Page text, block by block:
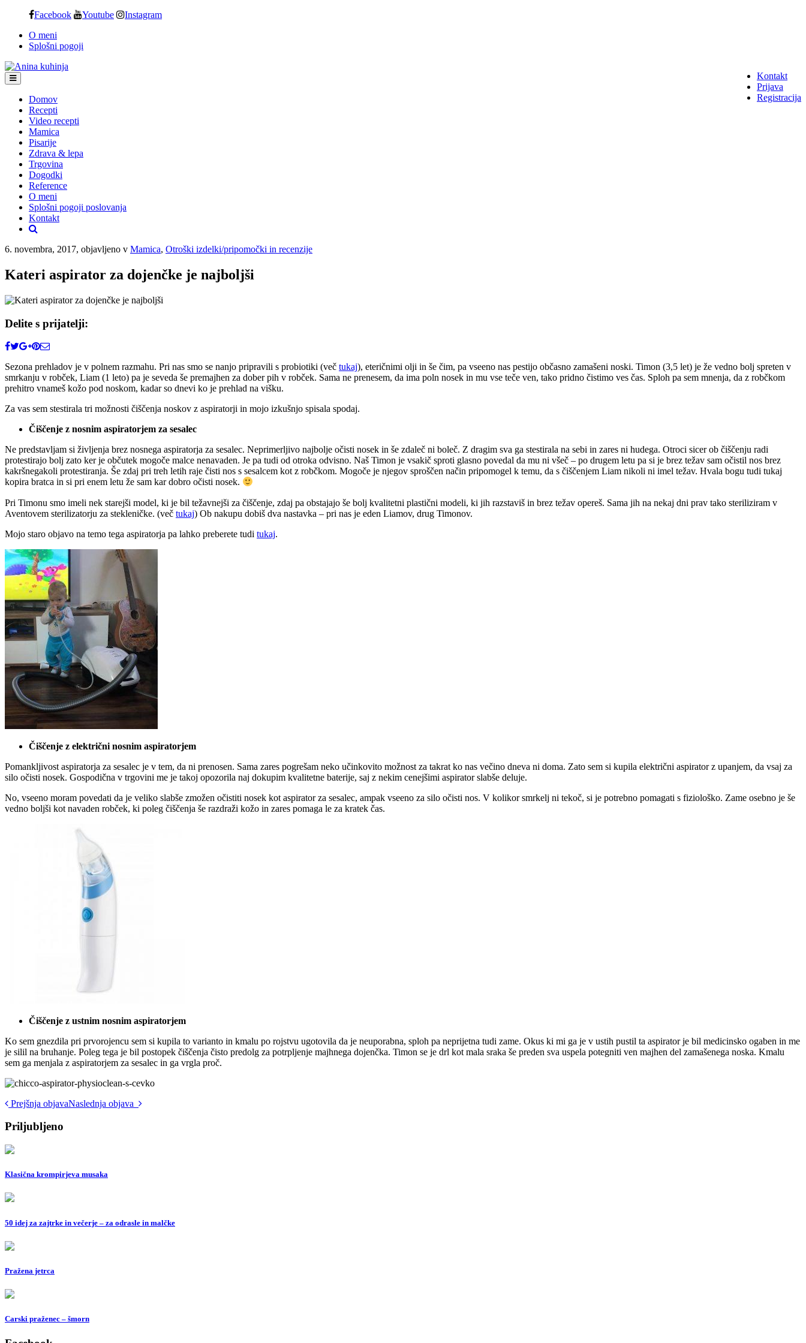
content
Facebook Youtube Instagram
O meni
Splošni pogoji
Kontakt
Prijava
Registracija
Domov
Recepti
Video recepti
Mamica
Pisarije
Zdrava & lepa
Trgovina
Dogodki
Reference
O meni
Splošni pogoji poslovanja
Kontakt
6. novembra, 2017, objavljeno v Mamica, Otroški izdelki/pripomočki in recenzije
Kateri aspirator za dojenčke je najboljši
Delite s prijatelji:
Sezona prehladov je v polnem razmahu. Pri nas smo se nanjo pripravili s probiotiki (več tukaj), eteričnimi olji in še čim, pa vseeno nas pestijo občasno zamašeni noski. Timon (3,5 let) je že vedno bolj spreten v
smrkanju v robček, Liam (1 leto) pa je seveda še premajhen za dober pih v robček. Sama ne prenesem, da ima poln nosek in mu vse teče ven, tako pridno čistimo ves čas. Sploh pa sem mnenja, da z robčkom
prehitro vnameš kožo pod noskom, kadar so dnevi ko je prehlad na višku.
Za vas sem stestirala tri možnosti čiščenja noskov z aspiratorji in mojo izkušnjo spisala spodaj.
Čiščenje z nosnim aspiratorjem za sesalec
Ne predstavljam si življenja brez nosnega aspiratorja za sesalec. Neprimerljivo najbolje očisti nosek in še zdaleč ni boleč. Z dragim sva ga stestirala na sebi in zares ni hudega. Otroci sicer ob čiščenju radi
protestirajo bolj zato ker je občutek mogoče malce nenavaden. Je pa tudi od otroka odvisno. Naš Timon je vsakič sproti glasno povedal da mu ni všeč – po drugem letu pa si je brez težav sam očistil nos brez
kakršnegakoli protestiranja. Še zdaj pri treh letih raje čisti nos s sesalcem kot z robčkom. Mogoče je njegov sproščen način pripomogel k temu, da s čiščenjem Liam nikoli ni imel težav. Hvala bogu tudi tukaj
kopira bratca in si pri enem letu že sam kar dobro očisti nosek.
Pri Timonu smo imeli nek starejši model, ki je bil težavnejši za čiščenje, zdaj pa obstajajo še bolj kvalitetni plastični modeli, ki jih razstaviš in brez težav opereš. Sama jih na nekaj dni prav tako steriliziram v
Aventovem sterilizatorju za stekleničke. (več tukaj) Ob nakupu dobiš dva nastavka – pri nas je eden Liamov, drug Timonov.
Mojo staro objavo na temo tega aspiratorja pa lahko preberete tudi tukaj.
Čiščenje z električni nosnim aspiratorjem
Pomankljivost aspiratorja za sesalec je v tem, da ni prenosen. Sama zares pogrešam neko učinkovito možnost za takrat ko nas večino dneva ni doma. Zato sem si kupila električni aspirator z upanjem, da vsaj za
silo očisti nosek. Gospodična v trgovini me je takoj opozorila naj dokupim kvalitetne baterije, saj z nekim cenejšimi aspirator slabše deluje.
No, vseeno moram povedati da je veliko slabše zmožen očistiti nosek kot aspirator za sesalec, ampak vseeno za silo očisti nos. V kolikor smrkelj ni tekoč, si je potrebno pomagati s fiziološko. Zame osebno je še
vedno boljši kot navaden robček, ki poleg čiščenja še razdraži kožo in zares pomaga le za kratek čas.
Čiščenje z ustnim nosnim aspiratorjem
Ko sem gnezdila pri prvorojencu sem si kupila to varianto in kmalu po rojstvu ugotovila da je neuporabna, sploh pa neprijetna tudi zame. Okus ki mi ga je v ustih pustil ta aspirator je bil medicinsko ogaben in me
je silil na bruhanje. Poleg tega je bil postopek čiščenja čisto predolg za potrpljenje majhnega dojenčka. Timon se je drl kot mala sraka še preden sva uspela potegniti ven majhen del zamašenega noska. Kmalu
sem ga menjala z aspiratorjem za sesalec in ga vrgla proč.
Post
navigation
Prejšnja objavaNaslednja objava
Priljubljeno
Klasična krompirjeva musaka
50 idej za zajtrke in večerje – za odrasle in malčke
Pražena jetrca
Carski praženec – šmorn